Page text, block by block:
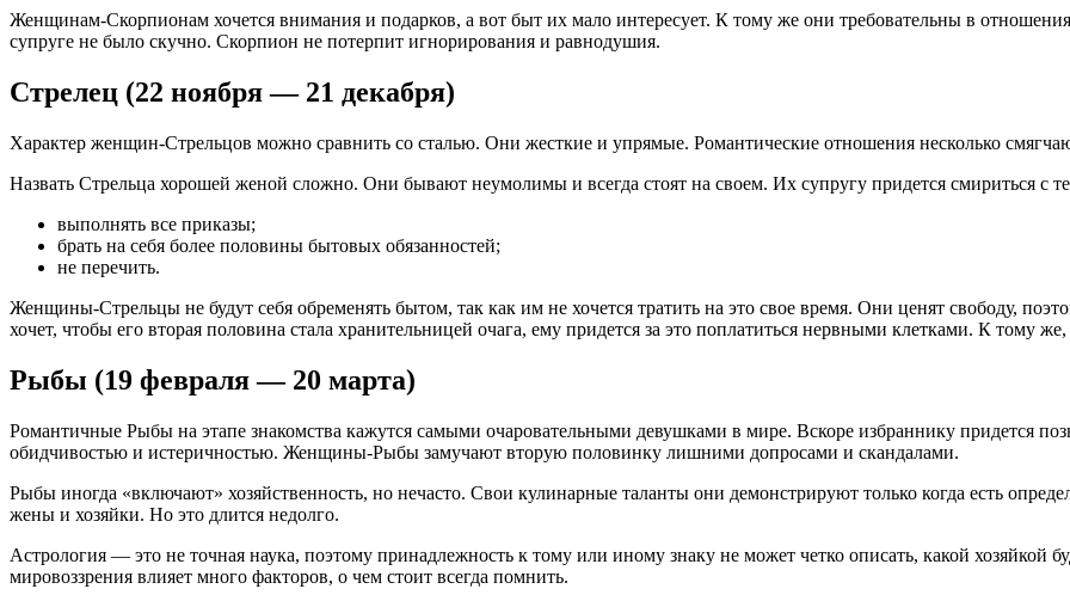
Женщинам-Скорпионам хочется внимания и подарков, а вот быт их мало интересует. К тому же они требовательны в
супруге не было скучно. Скорпион не потерпит игнорирования и равнодушия.
Стрелец (22 ноября — 21 декабря)
Характер женщин-Стрельцов можно сравнить со сталью. Они жесткие и упрямые. Романтические отношения несколько
Назвать Стрельца хорошей женой сложно. Они бывают неумолимы и всегда стоят на своем. Их супругу придется смириться с
выполнять все приказы;
брать на себя более половины бытовых обязанностей;
не перечить.
Женщины-Стрельцы не будут себя обременять бытом, так как им не хочется тратить на это свое время. Они ценят свободу,
хочет, чтобы его вторая половина стала хранительницей очага, ему придется за это поплатиться нервными клетками. К тому
Рыбы (19 февраля — 20 марта)
Романтичные Рыбы на этапе знакомства кажутся самыми очаровательными девушками в мире. Вскоре избраннику придется
обидчивостью и истеричностью. Женщины-Рыбы замучают вторую половинку лишними допросами и скандалами.
Рыбы иногда «включают» хозяйственность, но нечасто. Свои кулинарные таланты они демонстрируют только когда есть
жены и хозяйки. Но это длится недолго.
Астрология ― это не точная наука, поэтому принадлежность к тому или иному знаку не может четко описать, какой хозяйкой
мировоззрения влияет много факторов, о чем стоит всегда помнить.